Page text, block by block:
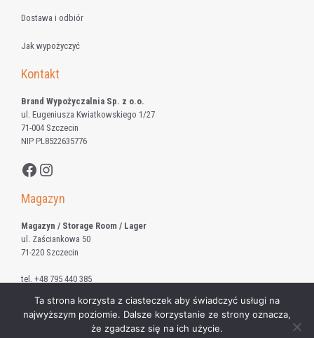
Dostawa i odbiór
Jak wypożyczyć
Kontakt
Brand Wypożyczalnia Sp. z o.o.
ul. Eugeniusza Kwiatkowskiego 1/27
71-004 Szczecin
NIP PL8522635776
Facebook
Instagram
Magazyn
Magazyn / Storage Room / Lager
ul. Zaściankowa 50
71-220 Szczecin
tel. +48 795 440 385
Ta strona korzysta z ciasteczek aby świadczyć usługi na
najwyższym poziomie. Dalsze korzystanie ze strony oznacza,
że zgadzasz się na ich użycie.